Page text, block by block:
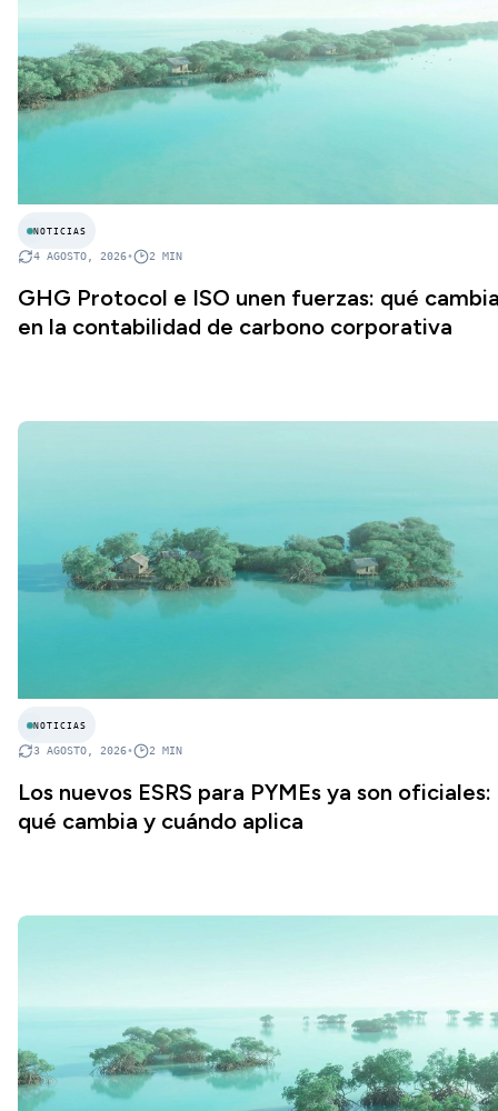
NOTICIAS
4 AGOSTO, 2026• 2 MIN
GHG Protocol e ISO unen fuerzas: qué
en la contabilidad de carbono corporativa
NOTICIAS
3 AGOSTO, 2026• 2 MIN
Los nuevos ESRS para PYMEs ya son oficiales:
qué cambia y cuándo aplica